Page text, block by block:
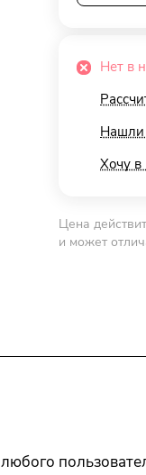
Нет в
Нашли
Хочу в
Цена
и может